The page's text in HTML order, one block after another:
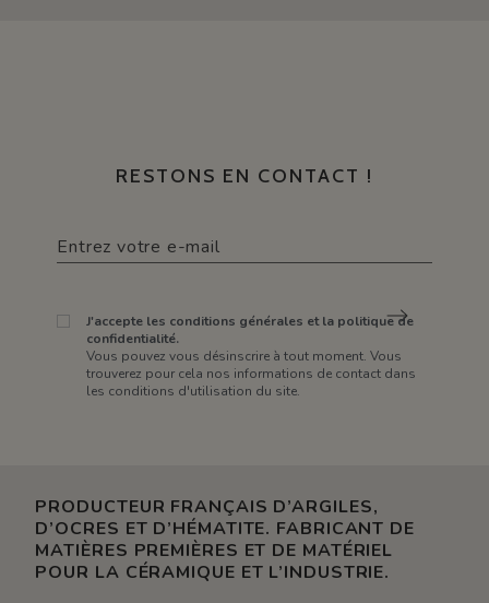
RESTONS EN CONTACT !
J'accepte les conditions générales et la politique de
confidentialité.
Vous pouvez vous désinscrire à tout moment. Vous
trouverez pour cela nos informations de contact dans
les conditions d'utilisation du site.
PRODUCTEUR FRANÇAIS D’ARGILES,
D’OCRES ET D’HÉMATITE. FABRICANT DE
MATIÈRES PREMIÈRES ET DE MATÉRIEL
POUR LA CÉRAMIQUE ET L’INDUSTRIE.